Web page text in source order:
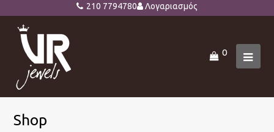
210 7794780
Λογαριασμός
0
Shop